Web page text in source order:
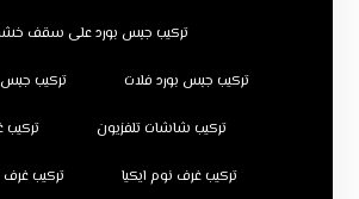
تركيب جبس بورد على سقف
تركيب جبس بورد فلات تركيب جبس
تركيب شاشات تلفزيون
تركيب غرف نوم ايكيا تركيب